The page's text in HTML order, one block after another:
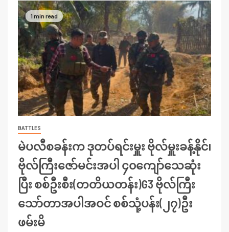
1 min read
BATTLES
မဲပလီစခန်းက ဒုတပ်ရင်းမှူး ဗိုလ်မှူးခန့်နိုင်၊
ဗိုလ်ကြီးဇော်မင်းအပါ ၄၀ကျော်သေဆုံး
ပြီး စစ်ဦးစီး(တတိယတန်း)G3 ဗိုလ်ကြီး
သော်တာအပါအဝင် စစ်သုံ့ပန်း(၂၇)ဦး
ဖမ်းမိ